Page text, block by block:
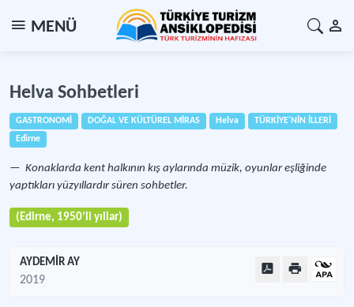
MENÜ
Helva Sohbetleri
GASTRONOMİ DOĞAL VE KÜLTÜREL MİRAS Helva
TÜRKİYE'NİN İLLERİ
Edirne
Konaklarda kent halkının kış aylarında müzik, oyunlar eşliğinde
yaptıkları yüzyıllardır süren sohbetler.
(Edirne, 1950’li yıllar)
AYDEMİR AY
2019